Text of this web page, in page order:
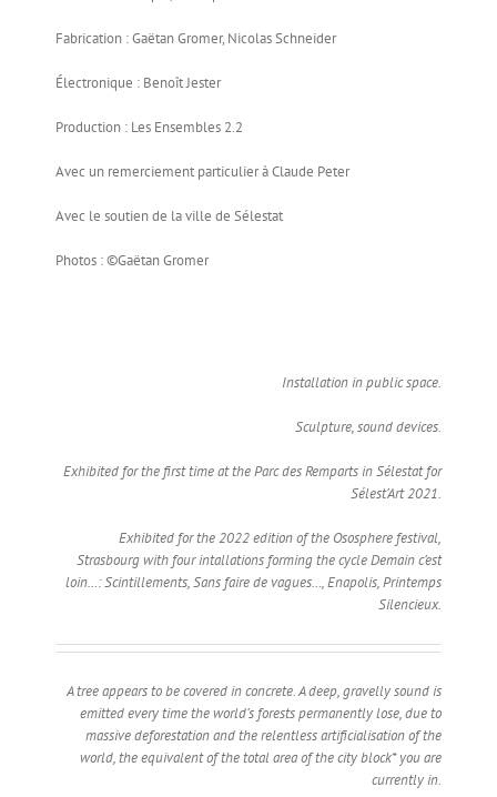
Fabrication : Gaëtan Gromer, Nicolas Schneider
Électronique : Benoît Jester
Production : Les Ensembles 2.2
Avec un remerciement particulier à Claude Peter
Avec le soutien de la ville de Sélestat
Photos : ©Gaëtan Gromer
Installation in public space.
Sculpture, sound devices.
Exhibited for the first time at the Parc des Remparts in Sélestat for
Sélest’Art 2021.
Exhibited for the 2022 edition of the Ososphere festival,
Strasbourg with four intallations forming the cycle Demain c’est
loin…: Scintillements, Sans faire de vagues…, Enapolis, Printemps
Silencieux.
A tree appears to be covered in concrete. A deep, gravelly sound is
emitted every time the world’s forests permanently lose, due to
massive deforestation and the relentless artificialisation of the
world, the equivalent of the total area of the city block* you are
currently in.